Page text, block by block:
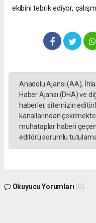
ekibini tebrik ediyor,
Anadolu Ajansı (AA),
Haber Ajansı (DHA) ve
haberler, sitemizin
kanallarından
muhataplar haberi
editörü sorumlu
Okuyucu Yorumları (0)